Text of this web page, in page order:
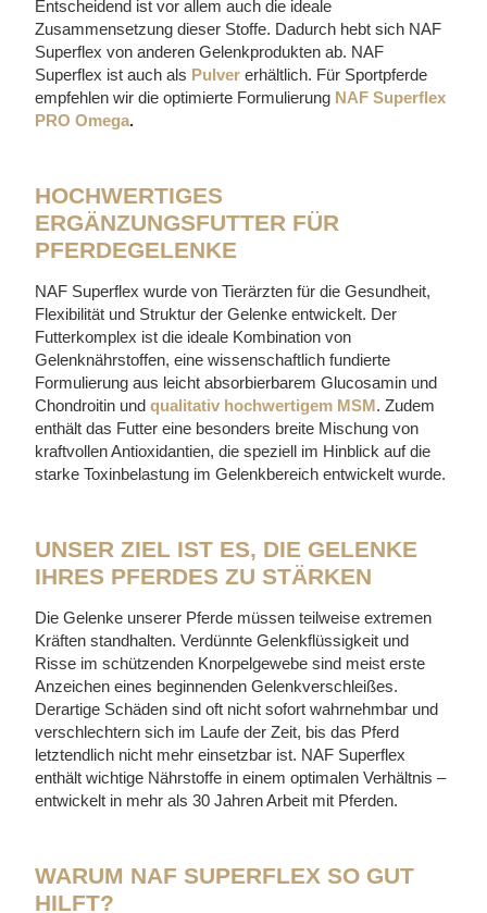
Entscheidend ist vor allem auch die ideale
Zusammensetzung dieser Stoffe. Dadurch hebt sich NAF
Superflex von anderen Gelenkprodukten ab. NAF
Superflex ist auch als Pulver erhältlich. Für Sportpferde
empfehlen wir die optimierte Formulierung NAF Superflex
PRO Omega.
HOCHWERTIGES
ERGÄNZUNGSFUTTER FÜR
PFERDEGELENKE
NAF Superflex wurde von Tierärzten für die Gesundheit,
Flexibilität und Struktur der Gelenke entwickelt. Der
Futterkomplex ist die ideale Kombination von
Gelenknährstoffen, eine wissenschaftlich fundierte
Formulierung aus leicht absorbierbarem Glucosamin und
Chondroitin undqualitativ hochwertigem MSM . Zudem
enthält das Futter eine besonders breite Mischung von
kraftvollen Antioxidantien, die speziell im Hinblick auf die
starke Toxinbelastung im Gelenkbereich entwickelt wurde.
UNSER ZIEL IST ES, DIE GELENKE
IHRES PFERDES ZU STÄRKEN
Die Gelenke unserer Pferde müssen teilweise extremen
Kräften standhalten. Verdünnte Gelenkflüssigkeit und
Risse im schützenden Knorpelgewebe sind meist erste
Anzeichen eines beginnenden Gelenkverschleißes.
Derartige Schäden sind oft nicht sofort wahrnehmbar und
verschlechtern sich im Laufe der Zeit, bis das Pferd
letztendlich nicht mehr einsetzbar ist. NAF Superflex
enthält wichtige Nährstoffe in einem optimalen Verhältnis –
entwickelt in mehr als 30 Jahren Arbeit mit Pferden.
WARUM NAF SUPERFLEX SO GUT
HILFT?